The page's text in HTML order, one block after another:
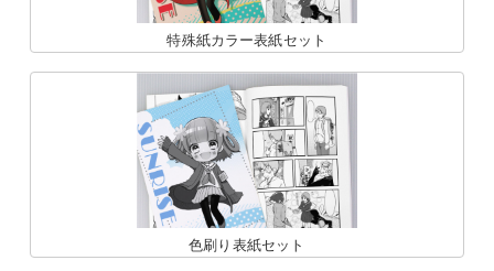
特殊紙カラー表紙セット
色刷り表紙セット